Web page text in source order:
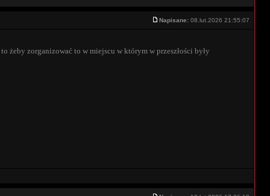
Napisane: 08.lut.2026 21:55:07
żeby zorganizować to w miejscu w którym w przeszłości były